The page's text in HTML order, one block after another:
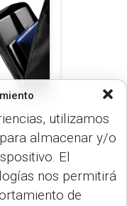
utilizamos
almacenar y/o
El
nos permitirá
de
Y